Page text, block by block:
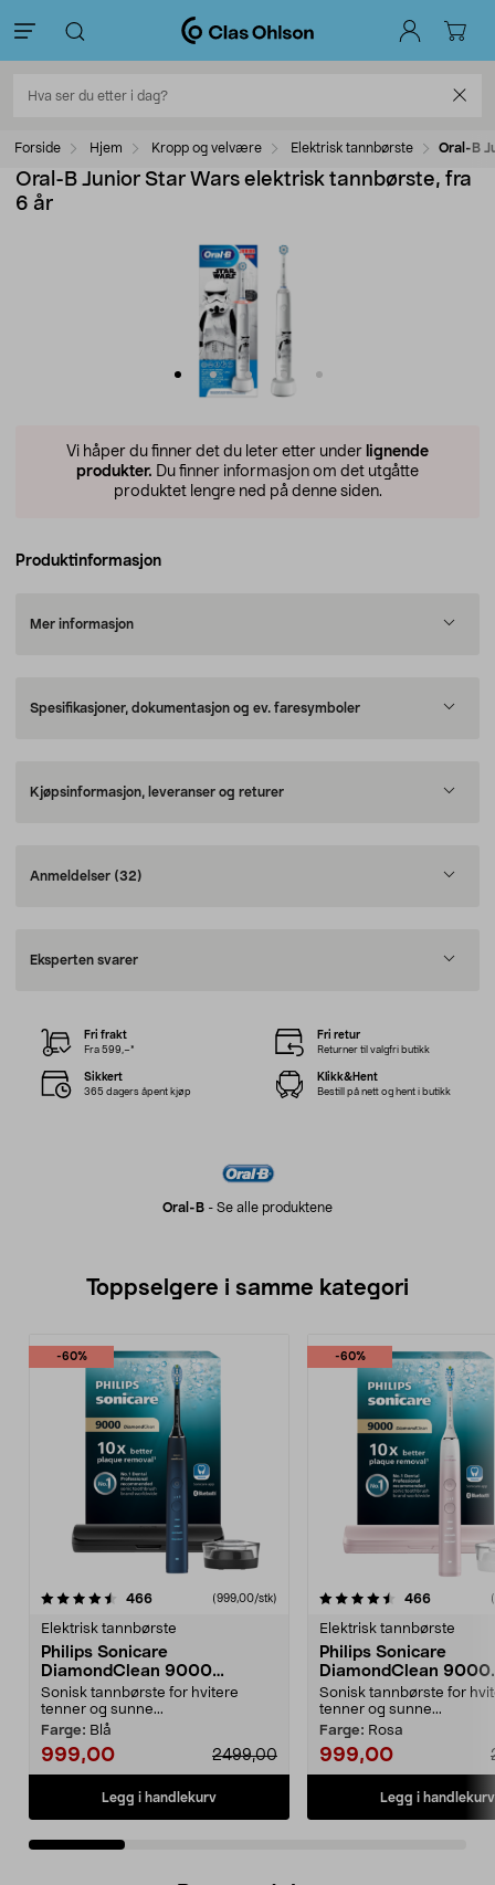
Forside Hjem Kropp og velvære Elektrisk tannbørste Oral-B
Oral-B Junior Star Wars elektrisk tannbørste, fra
6 år
Vi håper du finner det du leter etter under lignende
produkter. Du finner informasjon om det utgåtte
produktet lengre ned på denne siden.
Produktinformasjon
Mer informasjon
Spesifikasjoner, dokumentasjon og ev. faresymboler
Kjøpsinformasjon, leveranser og returer
Anmeldelser (32)
Eksperten svarer
Oral-B - Se alle produktene
Fri frakt
Fra 599,–*
Fri retur
Returner til valgfri butikk
Sikkert
365 dagers åpent kjøp
Klikk&Hent
Bestill på nett og hent i butikk
Toppselgere i samme kategori
-60%
466anmeldelser(999,00/stk)
Elektrisk tannbørste
Philips Sonicare
DiamondClean 9000
elektrisk tannbørste, Special
Edition
Sonisk tannbørste for hvitere
tenner og sunne...
Farge: Blå
999,00 2499,00
Legg i handlekurv
-60%
4.5 av 5 stjerner 466
Elektrisk tannbørste
Philips Sonicare
DiamondClean 9000
elektrisk tannbørste,
Edition
Sonisk tannbørste for
tenner og sunne...
Farge: Rosa
999,00
Legg i handlekurv
4.5 av 5 stjerner